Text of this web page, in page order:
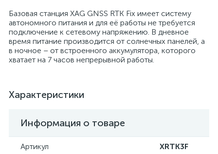
Базовая станция XAG GNSS RTK Fix имеет систему
автономного питания и для её работы не требуется
подключение к сетевому напряжению. В дневное
время питание производится от солнечных панелей, а
в ночное – от встроенного аккумулятора, которого
хватает на 7 часов непрерывной работы.
Характеристики
Информация о товаре
Артикул
XRTK3F